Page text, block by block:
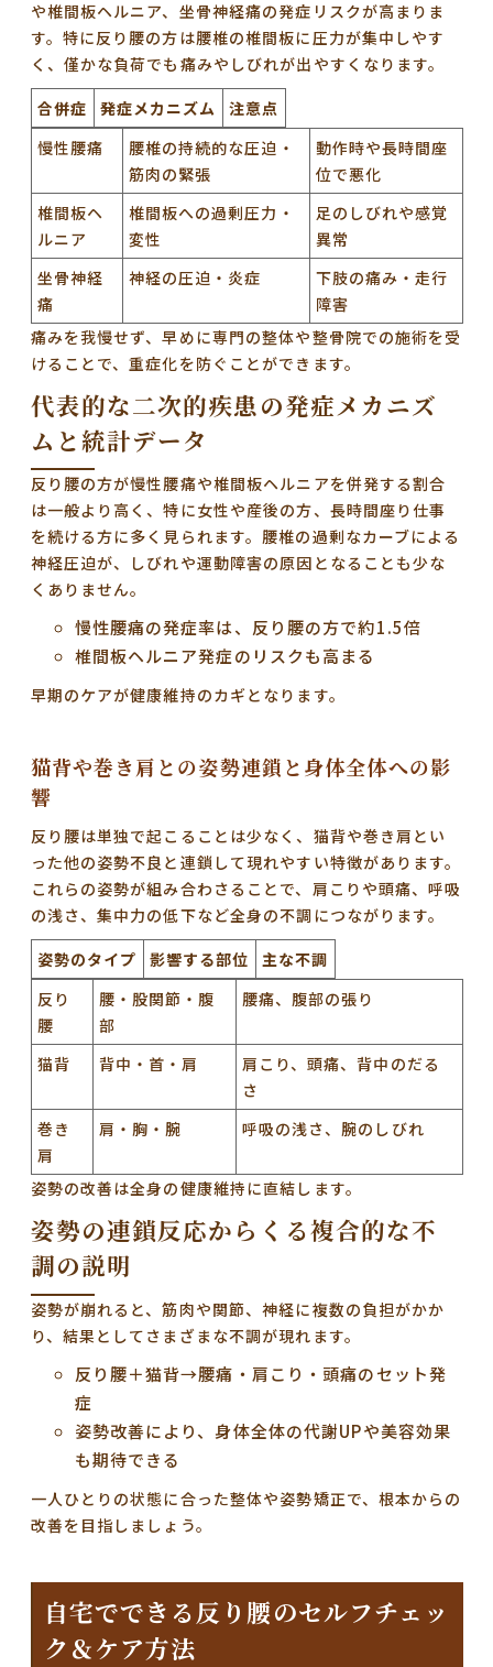
や椎間板ヘルニア、坐骨神経痛の発症リスクが高まりま
す。特に反り腰の方は腰椎の椎間板に圧力が集中しやす
く、僅かな負荷でも痛みやしびれが出やすくなります。
合併症
発症メカニズム
注意点
慢性腰痛
腰椎の持続的な圧迫・
筋肉の緊張
動作時や長時間座
位で悪化
椎間板ヘ
ルニア
椎間板への過剰圧力・
変性
足のしびれや感覚
異常
坐骨神経
痛
神経の圧迫・炎症
下肢の痛み・走行
障害
痛みを我慢せず、早めに専門の整体や整骨院での施術を受
けることで、重症化を防ぐことができます。
代表的な二次的疾患の発症メカニズ
ムと統計データ
反り腰の方が慢性腰痛や椎間板ヘルニアを併発する割合
は一般より高く、特に女性や産後の方、長時間座り仕事
を続ける方に多く見られます。腰椎の過剰なカーブによる
神経圧迫が、しびれや運動障害の原因となることも少な
くありません。
慢性腰痛の発症率は、反り腰の方で約1.5倍
椎間板ヘルニア発症のリスクも高まる
早期のケアが健康維持のカギとなります。
猫背や巻き肩との姿勢連鎖と身体全体への影
響
反り腰は単独で起こることは少なく、猫背や巻き肩とい
った他の姿勢不良と連鎖して現れやすい特徴があります。
これらの姿勢が組み合わさることで、肩こりや頭痛、呼吸
の浅さ、集中力の低下など全身の不調につながります。
姿勢のタイプ
影響する部位
主な不調
反り
腰
腰・股関節・腹
部
腰痛、腹部の張り
猫背 背中・首・肩
肩こり、頭痛、背中のだる
さ
巻き
肩
肩・胸・腕 呼吸の浅さ、腕のしびれ
姿勢の改善は全身の健康維持に直結します。
姿勢の連鎖反応からくる複合的な不
調の説明
姿勢が崩れると、筋肉や関節、神経に複数の負担がかか
り、結果としてさまざまな不調が現れます。
反り腰＋猫背→腰痛・肩こり・頭痛のセット発
症
姿勢改善により、身体全体の代謝UPや美容効果
も期待できる
一人ひとりの状態に合った整体や姿勢矯正で、根本からの
改善を目指しましょう。
自宅でできる反り腰のセルフチェッ
ク＆ケア方法